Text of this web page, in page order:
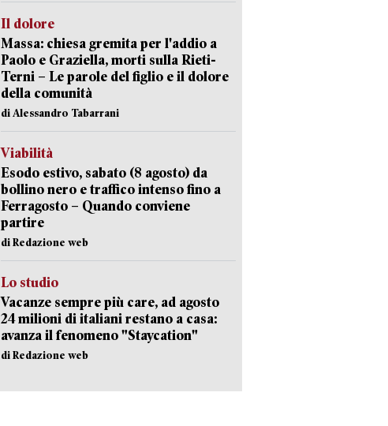
Il dolore
Massa: chiesa gremita per l'addio a
Paolo e Graziella, morti sulla Rieti-
Terni – Le parole del figlio e il dolore
della comunità
di Alessandro Tabarrani
Viabilità
Esodo estivo, sabato (8 agosto) da
bollino nero e traffico intenso fino a
Ferragosto – Quando conviene
partire
di Redazione web
Lo studio
Vacanze sempre più care, ad agosto
24 milioni di italiani restano a casa:
avanza il fenomeno "Staycation"
di Redazione web